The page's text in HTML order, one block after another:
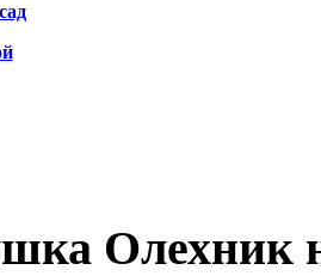
Олехник